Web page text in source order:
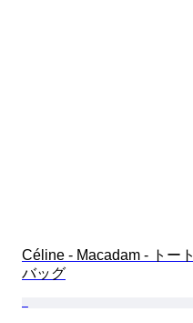
Céline - Macadam - トート
バッグ